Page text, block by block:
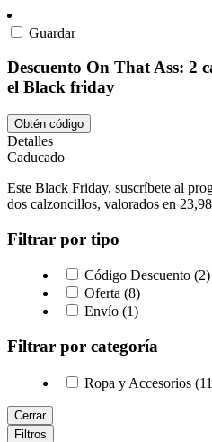
Guardar
Descuento On That Ass: 2
el Black friday
Obtén código
Detalles
Caducado
Este Black Friday, suscríbete al
dos calzoncillos, valorados en
Filtrar por tipo
Código Descuento (2)
Oferta (8)
Envío (1)
Filtrar por categoría
Ropa y Accesorios
Cerrar
Filtros